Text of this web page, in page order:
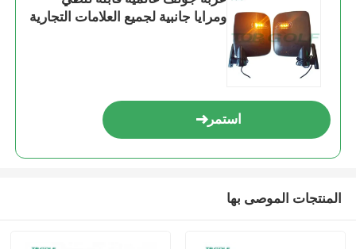
ومرايا جانبية لجميع العلامات التجارية
استمر
المنتجات الموصى بها